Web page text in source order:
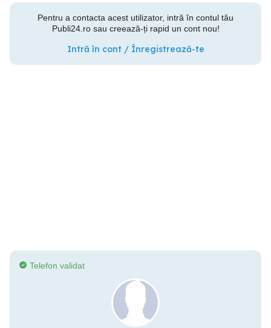
Pentru a contacta acest utilizator, intră în contul tău
Publi24.ro sau creează-ți rapid un cont nou!
Intră în cont / Înregistrează-te
Telefon validat